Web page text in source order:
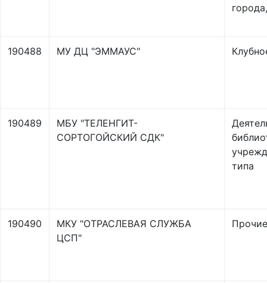
190488 МУ ДЦ "ЭММАУС"
190489
МБУ "ТЕЛЕНГИТ-
СОРТОГОЙСКИЙ СДК"
типа
190490
МКУ "ОТРАСЛЕВАЯ СЛУЖБА
ЦСП"
Прочие